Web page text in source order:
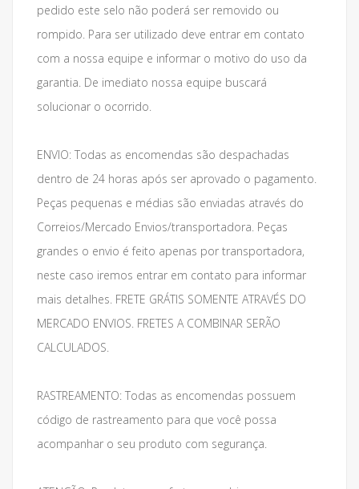
pedido este selo não poderá ser removido ou
rompido. Para ser utilizado deve entrar em contato
com a nossa equipe e informar o motivo do uso da
garantia. De imediato nossa equipe buscará
solucionar o ocorrido.
ENVIO: Todas as encomendas são despachadas
dentro de 24 horas após ser aprovado o pagamento.
Peças pequenas e médias são enviadas através do
Correios/Mercado Envios/transportadora. Peças
grandes o envio é feito apenas por transportadora,
neste caso iremos entrar em contato para informar
mais detalhes. FRETE GRÁTIS SOMENTE ATRAVÉS DO
MERCADO ENVIOS. FRETES A COMBINAR SERÃO
CALCULADOS.
RASTREAMENTO: Todas as encomendas possuem
código de rastreamento para que você possa
acompanhar o seu produto com segurança.